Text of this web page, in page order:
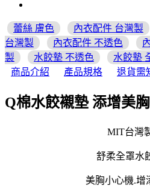
蕾絲 膚色 內衣配件 台灣製
台灣製
內衣配件 不透色
製
水餃墊 不透色 水餃墊
商品介紹
產品規格 退貨需
Q棉水餃襯墊 添增美
MIT台灣
舒柔全罩水
美胸小心機.增